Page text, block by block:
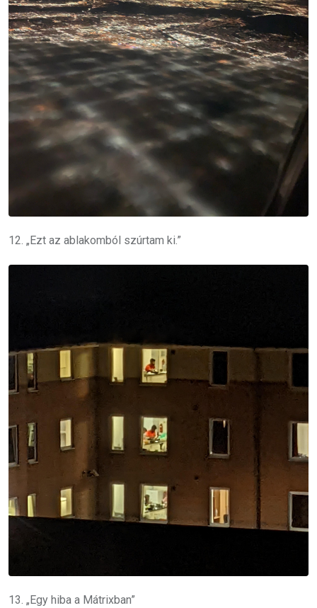
12. „Ezt az ablakomból szúrtam ki.”
13. „Egy hiba a Mátrixban”